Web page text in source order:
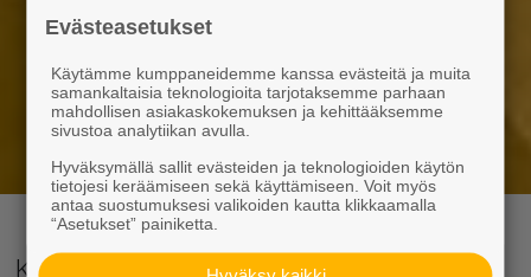
Kun rakenteilta vaaditaan
Evästeasetukset
Käytämme kumppaneidemme kanssa evästeitä ja muita
samankaltaisia teknologioita tarjotaksemme parhaan
mahdollisen asiakaskokemuksen ja kehittääksemme
sivustoa analytiikan avulla.
Hyväksymällä sallit evästeiden ja teknologioiden käytön
tietojesi keräämiseen sekä käyttämiseen. Voit myös
antaa suostumuksesi valikoiden kautta klikkaamalla
“Asetukset” painiketta.